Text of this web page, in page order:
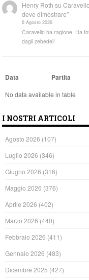
Henry Roth su
deve dimostrare”
6 Agosto 2026
Caravello ha ragione. Ha
dagli zebedei!
Data Partita
No data available in table
I NOSTRI ARTICOLI
Agosto 2026 (107)
Luglio 2026 (346)
Giugno 2026 (316)
Maggio 2026 (376)
Aprile 2026 (402)
Marzo 2026 (440)
Febbraio 2026 (411)
Gennaio 2026 (483)
Dicembre 2025 (427)